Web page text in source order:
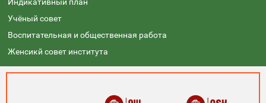
Индикативный план
Учёный совет
Воспитательная и общественная работа
Женсикй совет института